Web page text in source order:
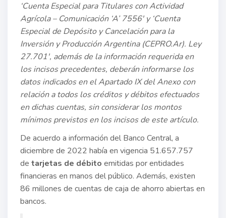
‘Cuenta Especial para Titulares con Actividad
Agrícola – Comunicación ‘A’ 7556′ y ‘Cuenta
Especial de Depósito y Cancelación para la
Inversión y Producción Argentina (CEPRO.Ar). Ley
27.701′, además de la información requerida en
los incisos precedentes, deberán informarse los
datos indicados en el Apartado IX del Anexo con
relación a todos los créditos y débitos efectuados
en dichas cuentas, sin considerar los montos
mínimos previstos en los incisos de este artículo.
De acuerdo a información del Banco Central, a
diciembre de 2022 había en vigencia 51.657.757
de tarjetas de débito emitidas por entidades
financieras en manos del público. Además, existen
86 millones de cuentas de caja de ahorro abiertas en
bancos.